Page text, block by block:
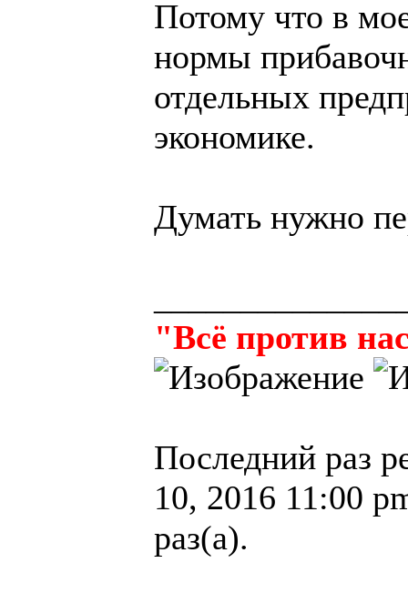
Потому что в
нормы
отдельных
экономике.
Думать нужно
"Всё против
Последний раз
10, 2016 11:00
раз(а).